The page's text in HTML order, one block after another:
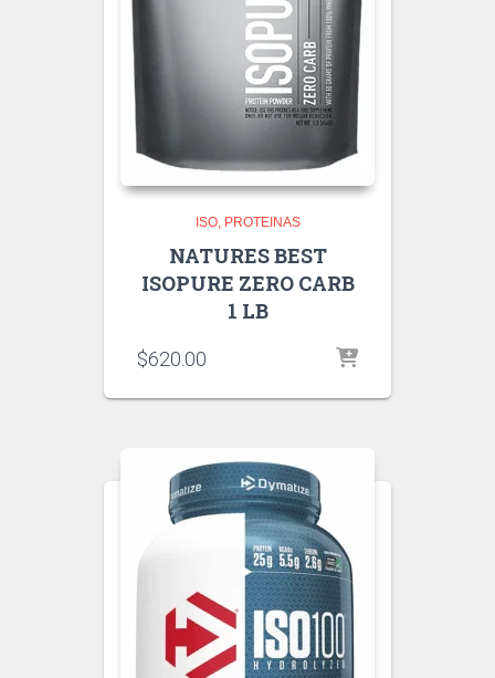
ISO PROTEINAS
NATURES BEST
ISOPURE ZERO CARB
1 LB
$620.00